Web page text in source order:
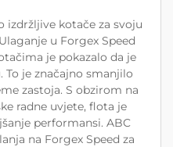
izdržljive kotače za svoju
u Forgex Speed
je pokazalo da je
je značajno smanjilo
zastoja. S obzirom na
radne uvjete, flota je
performansi. ABC
na Forgex Speed za